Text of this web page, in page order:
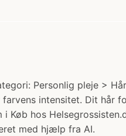
Personlig pleje >
intensitet. Dit
Køb hos
med hjælp fra AI.